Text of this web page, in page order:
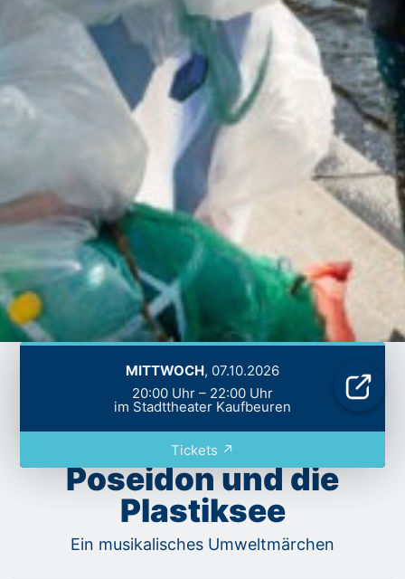
Außer der Reihe
MITTWOCH, 07.10.2026
20:00 Uhr – 22:00 Uhr
im Stadttheater Kaufbeuren
Tickets ↗
Poseidon und die
Plastiksee
Ein musikalisches Umweltmärchen